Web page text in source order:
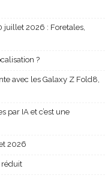
juillet 2026 : Foretales,
?
avec les Galaxy Z Fold8,
par IA et c’est une
2026
réduit